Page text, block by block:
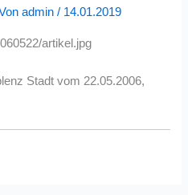
admin/ 14.01.2019
Stadt vom 22.05.2006,